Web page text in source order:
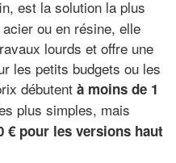
est la solution la plus
ou en résine, elle
lourds et offre une
les petits budgets ou les
débutent à moins de 1
plus simples, mais
€ pour les versions haut